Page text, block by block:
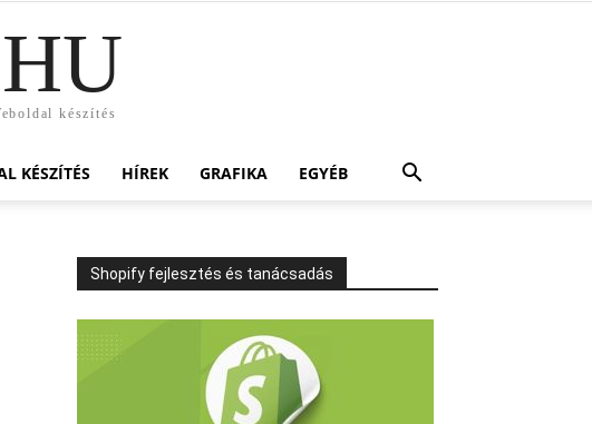
készítés
KÉSZÍTÉS HÍREK GRAFIKA EGYÉB
Shopify fejlesztés és tanácsadás